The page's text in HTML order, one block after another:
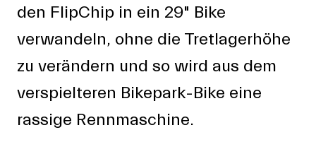
den FlipChip in ein 29" Bike
verwandeln, ohne die Tretlagerhöhe
zu verändern und so wird aus dem
verspielteren Bikepark-Bike eine
rassige Rennmaschine.